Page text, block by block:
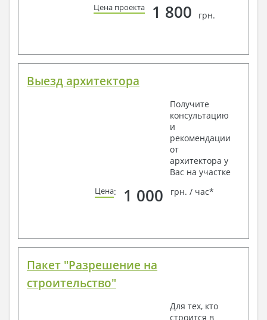
Цена проекта 1 800 грн.
Выезд архитектора
Получите
консультацию
и
рекомендации
от
архитектора у
Вас на участке
Цена: 1 000 грн. / час*
Пакет "Разрешение на
строительство"
Для тех, кто
строится в